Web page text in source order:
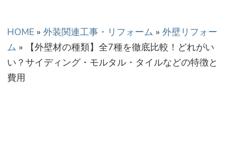
HOME » 外装関連工事・リフォーム » 外壁リフォー
ム » 【外壁材の種類】全7種を徹底比較！どれがい
い？サイディング・モルタル・タイルなどの特徴と
費用